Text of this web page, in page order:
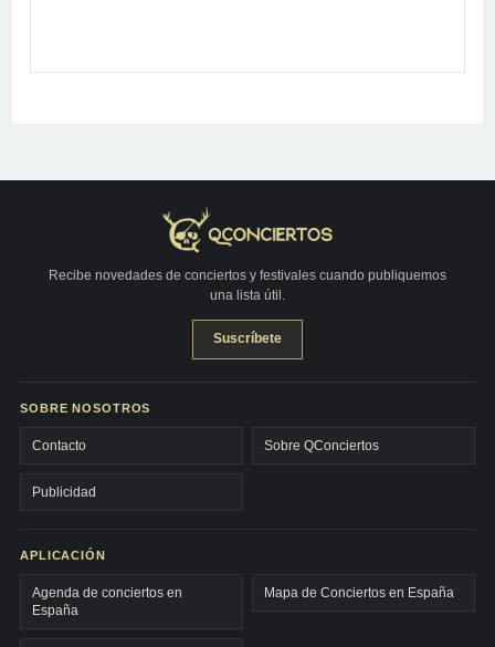
Recibe novedades de conciertos y festivales cuando publiquemos
una lista útil.
Suscríbete
SOBRE NOSOTROS
Contacto Sobre QConciertos
Publicidad
APLICACIÓN
Agenda de conciertos en
España
Mapa de Conciertos en España